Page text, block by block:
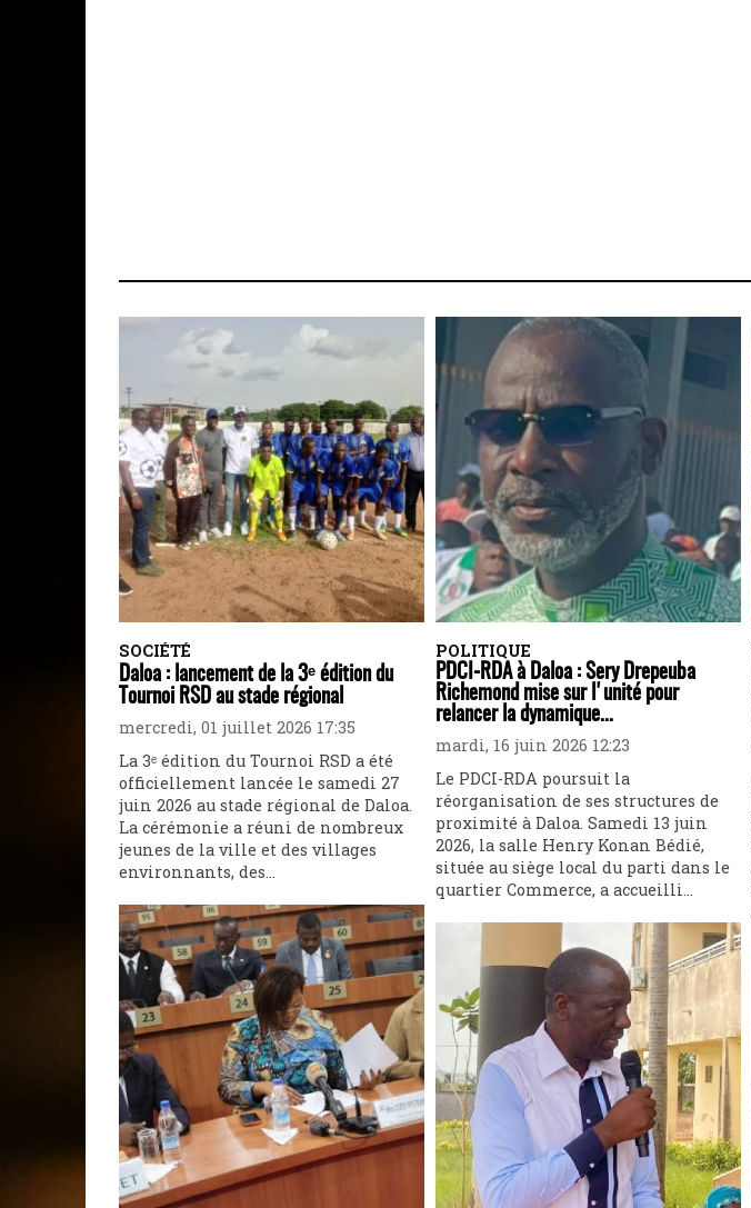
SOCIÉTÉ
Daloa : lancement de la 3ᵉ édition du
Tournoi RSD au stade régional
mercredi, 01 juillet 2026 17:35
La 3ᵉ édition du Tournoi RSD a été
officiellement lancée le samedi 27
juin 2026 au stade régional de Daloa.
La cérémonie a réuni de nombreux
jeunes de la ville et des villages
environnants, des...
POLITIQUE
PDCI-RDA à Daloa : Sery Drepeuba
Richemond mise sur l'unité pour
relancer la dynamique...
mardi, 16 juin 2026 12:23
Le PDCI-RDA poursuit la
réorganisation de ses structures de
proximité à Daloa. Samedi 13 juin
2026, la salle Henry Konan Bédié,
située au siège local du parti dans le
quartier Commerce, a accueilli...